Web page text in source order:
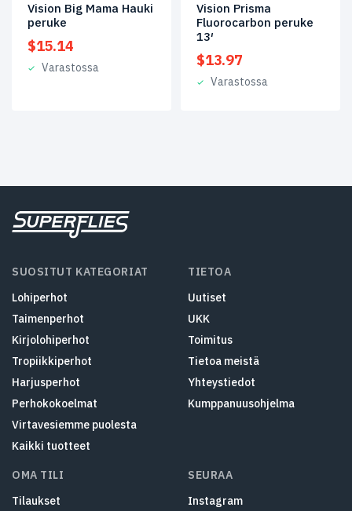
Vision Big Mama Hauki
peruke
$15.14
Varastossa
Vision Prisma
Fluorocarbon peruke
13′
$13.97
Varastossa
SUOSITUT KATEGORIAT
Lohiperhot
Taimenperhot
Kirjolohiperhot
Tropiikkiperhot
Harjusperhot
Perhokokoelmat
Virtavesiemme puolesta
Kaikki tuotteet
TIETOA
Uutiset
UKK
Toimitus
Tietoa meistä
Yhteystiedot
Kumppanuusohjelma
OMA TILI
Tilaukset
SEURAA
Instagram